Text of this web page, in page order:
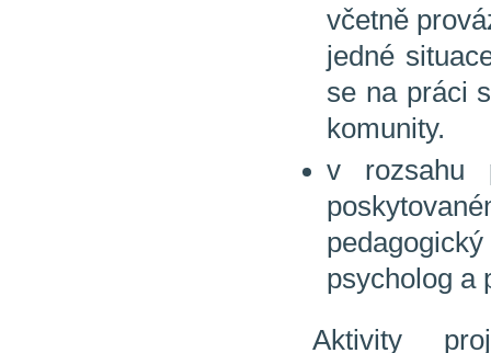
včetně
jedné
se na práci
komunity.
v rozsahu
psycholog a
Aktivity